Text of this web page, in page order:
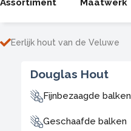
Eerlijk hout van de Veluwe
Douglas Hout
Fijnbezaagde balken
Geschaafde balken